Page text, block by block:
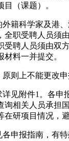
（课题）。
外籍科学家及港
全职受聘人员须
受聘人员须由双
料一并提交。
则上不能更改申
详见附件1。各申
询相关人员承担
在研项目情况，
申报指南，有特